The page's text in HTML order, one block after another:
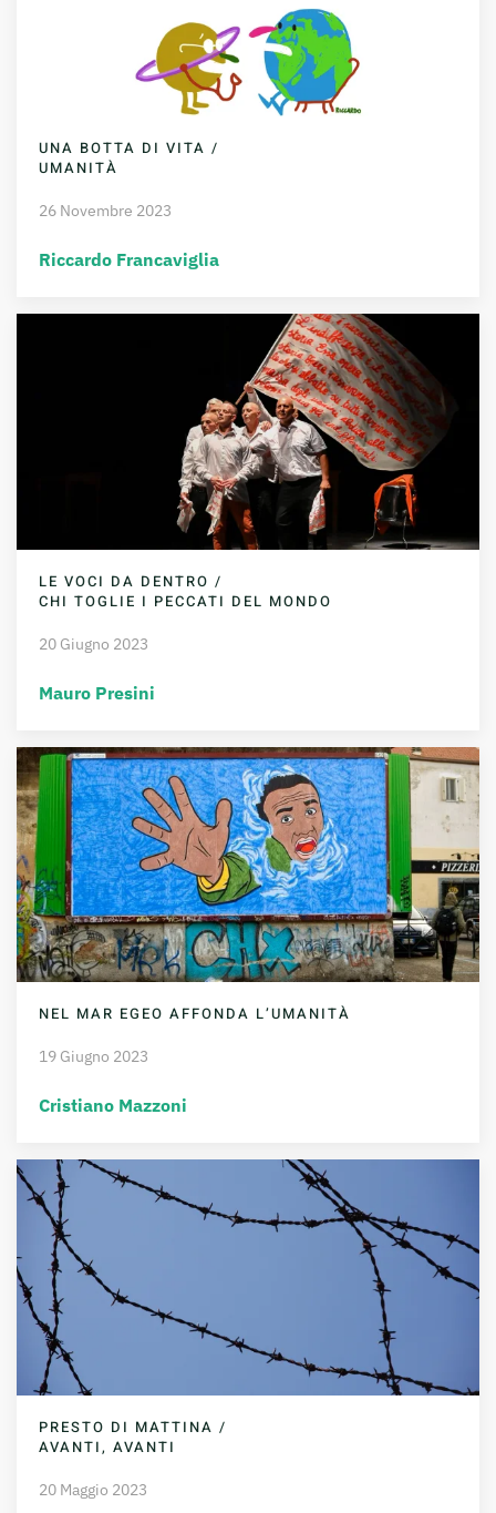
UNA BOTTA DI VITA /
UMANITÀ
26 Novembre 2023
Riccardo Francaviglia
LE VOCI DA DENTRO /
CHI TOGLIE I PECCATI DEL MONDO
20 Giugno 2023
Mauro Presini
NEL MAR EGEO AFFONDA L’UMANITÀ
19 Giugno 2023
Cristiano Mazzoni
PRESTO DI MATTINA /
AVANTI, AVANTI
20 Maggio 2023